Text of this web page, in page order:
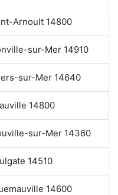
Arnoult 14800
sur-Mer 14910
sur-Mer 14640
14800
sur-Mer 14360
14510
14600